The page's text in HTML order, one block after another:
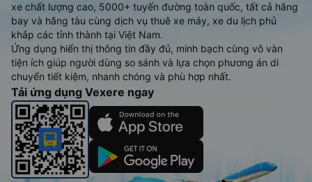
xe chất lượng cao, 5000+ tuyến đường toàn quốc, tất cả hãng
bay và hãng tàu cùng dịch vụ thuê xe máy, xe du lịch phủ
khắp các tỉnh thành tại Việt Nam.
Ứng dụng hiển thị thông tin đầy đủ, minh bạch cùng vô vàn
tiện ích giúp người dùng so sánh và lựa chọn phương án di
chuyển tiết kiệm, nhanh chóng và phù hợp nhất.
Tải ứng dụng Vexere ngay